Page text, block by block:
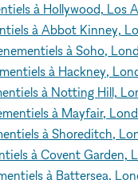
à Hollywood, Los
à Abbot Kinney,
à Soho,
à Hackney,
à Notting Hill,
à Mayfair,
à Shoreditch,
à Covent Garden,
à Battersea,